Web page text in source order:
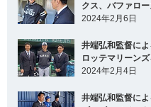
クス、バファロ
2024年2月6日
井端弘和監督に
ロッテマリーン
2024年2月4日
井端弘和監督に